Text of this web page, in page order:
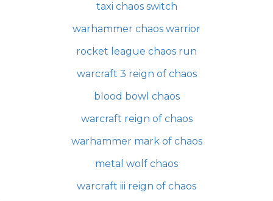
taxi chaos switch
warhammer chaos warrior
rocket league chaos run
warcraft 3 reign of chaos
blood bowl chaos
warcraft reign of chaos
warhammer mark of chaos
metal wolf chaos
warcraft iii reign of chaos